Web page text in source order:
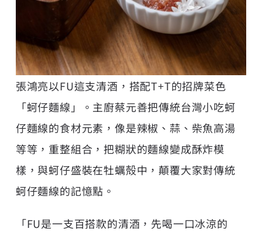
張鴻亮以FU這支清酒，搭配T+T的招牌菜色
「蚵仔麵線」。主廚蔡元善把傳統台灣小吃蚵
仔麵線的食材元素，像是辣椒、蒜、柴魚高湯
等等，重整組合，把糊狀的麵線變成酥炸模
樣，與蚵仔盛裝在牡蠣殻中，顛覆大家對傳統
蚵仔麵線的記憶點。
「FU是一支百搭款的清酒，先喝一口冰涼的